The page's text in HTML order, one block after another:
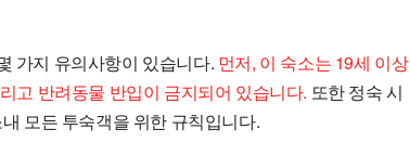
가지 유의사항이 있습니다. 먼저, 이 숙소는 19세 이상
고 반려동물 반입이 금지되어 있습니다. 또한 정숙 시
모든 투숙객을 위한 규칙입니다.